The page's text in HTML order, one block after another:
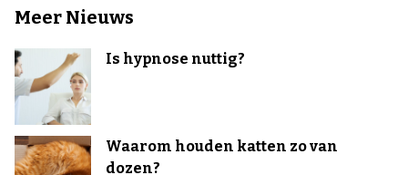
Meer Nieuws
Is hypnose nuttig?
Waarom houden katten zo van
dozen?